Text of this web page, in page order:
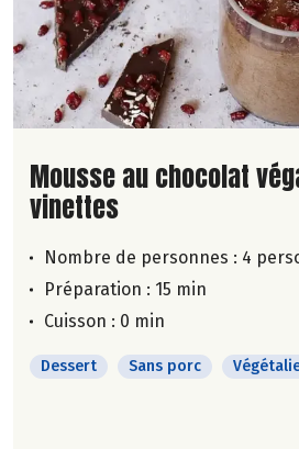
Lire la suite de la
Mousse au chocolat
vinettes
Nombre de personnes : 4
Préparation : 15 min
Cuisson : 0 min
Dessert Sans porc